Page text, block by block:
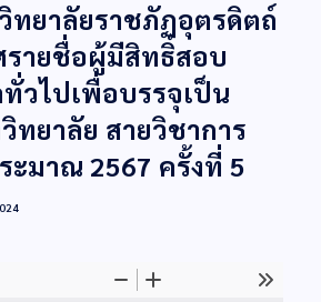
ทยาลัยราชภัฏอุตรดิตถ์
รายชื่อผู้มีสิทธิ์สอบ
วไปเพื่อบรรจุเป็น
ทยาลัย สายวิชาการ
ะมาณ 2567 ครั้งที่ 5